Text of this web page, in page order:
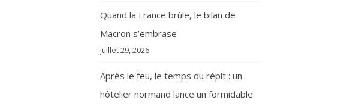
Quand la France brûle, le bilan de
Macron s’embrase
juillet 29, 2026
Après le feu, le temps du répit : un
hôtelier normand lance un formidable